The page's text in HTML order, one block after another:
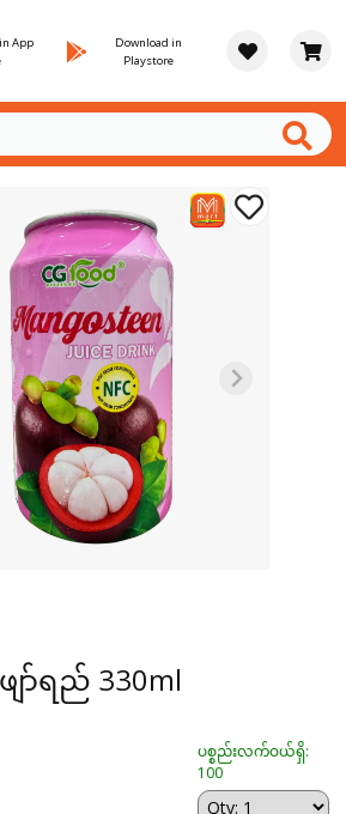
App
Download in
Playstore
ာ်ရည် 330ml
ပစ္စည်းလက်ဝယ်ရှိ:
100